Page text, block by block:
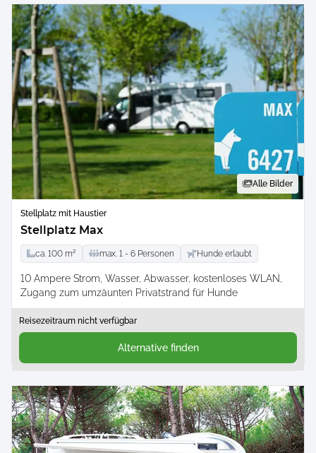
Alle Bilder
Stellplatz mit Haustier
Stellplatz Max
ca. 100 m² max. 1 - 6 Personen Hunde erlaubt
10 Ampere Strom Wasser Abwasser kostenloses WLAN
Zugang zum umzäunten Privatstrand für Hunde
Reisezeitraum nicht verfügbar
Alternative finden